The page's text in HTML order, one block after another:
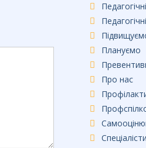
Плануємо
Про нас